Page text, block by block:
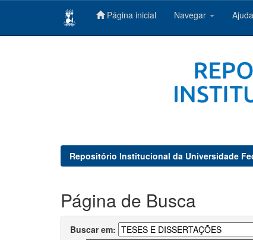
Página inicial Navegar Ajuda
Repositório Institucional da Universidade
Página de Busca
Buscar em: